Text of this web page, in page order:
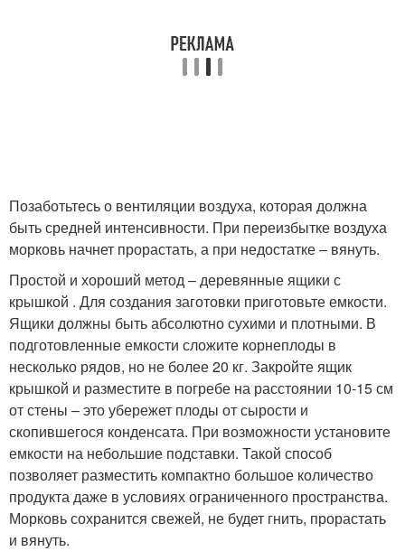
Позаботьтесь о вентиляции воздуха, которая должна
быть средней интенсивности. При переизбытке воздуха
морковь начнет прорастать, а при недостатке – вянуть.
Простой и хороший метод – деревянные ящики с
крышкой . Для создания заготовки приготовьте емкости.
Ящики должны быть абсолютно сухими и плотными. В
подготовленные емкости сложите корнеплоды в
несколько рядов, но не более 20 кг. Закройте ящик
крышкой и разместите в погребе на расстоянии 10-15 см
от стены – это убережет плоды от сырости и
скопившегося конденсата. При возможности установите
емкости на небольшие подставки. Такой способ
позволяет разместить компактно большое количество
продукта даже в условиях ограниченного пространства.
Морковь сохранится свежей, не будет гнить, прорастать
и вянуть.